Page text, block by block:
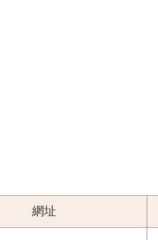
網址